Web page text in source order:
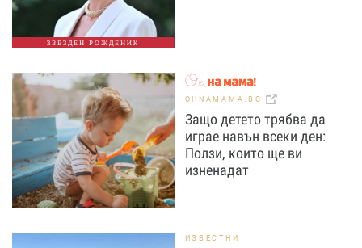
ЗВЕЗДЕН РОЖДЕНИК
OHNAMAMA.BG
Защо детето трябва да
играе навън всеки ден:
Ползи, които ще ви
изненадат
ИЗВЕСТНИ